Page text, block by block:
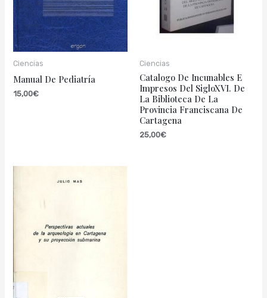
Ciencias
Manual De Pediatría
15,00€
Ciencias
Catalogo De Incunables E
Impresos Del SigloXVI. De
La Biblioteca De La
Provincia Franciscana De
Cartagena
25,00€